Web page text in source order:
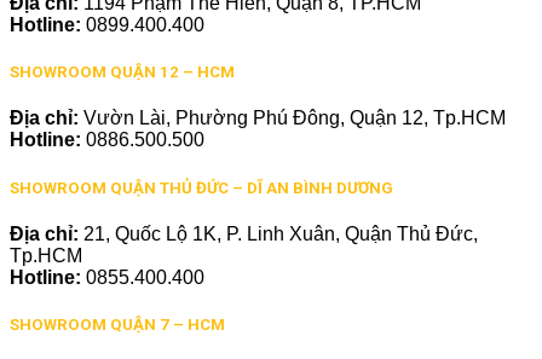
Hotline: 0899.400.400
SHOWROOM QUẬN 12 – HCM
Địa chỉ: Vườn Lài, Phường Phú Đông, Quận 12, Tp.HCM
Hotline: 0886.500.500
SHOWROOM QUẬN THỦ ĐỨC – DĨ AN BÌNH DƯƠNG
Địa chỉ: 21, Quốc Lộ 1K, P. Linh Xuân, Quận Thủ Đức,
Tp.HCM
Hotline: 0855.400.400
SHOWROOM QUẬN 7 – HCM